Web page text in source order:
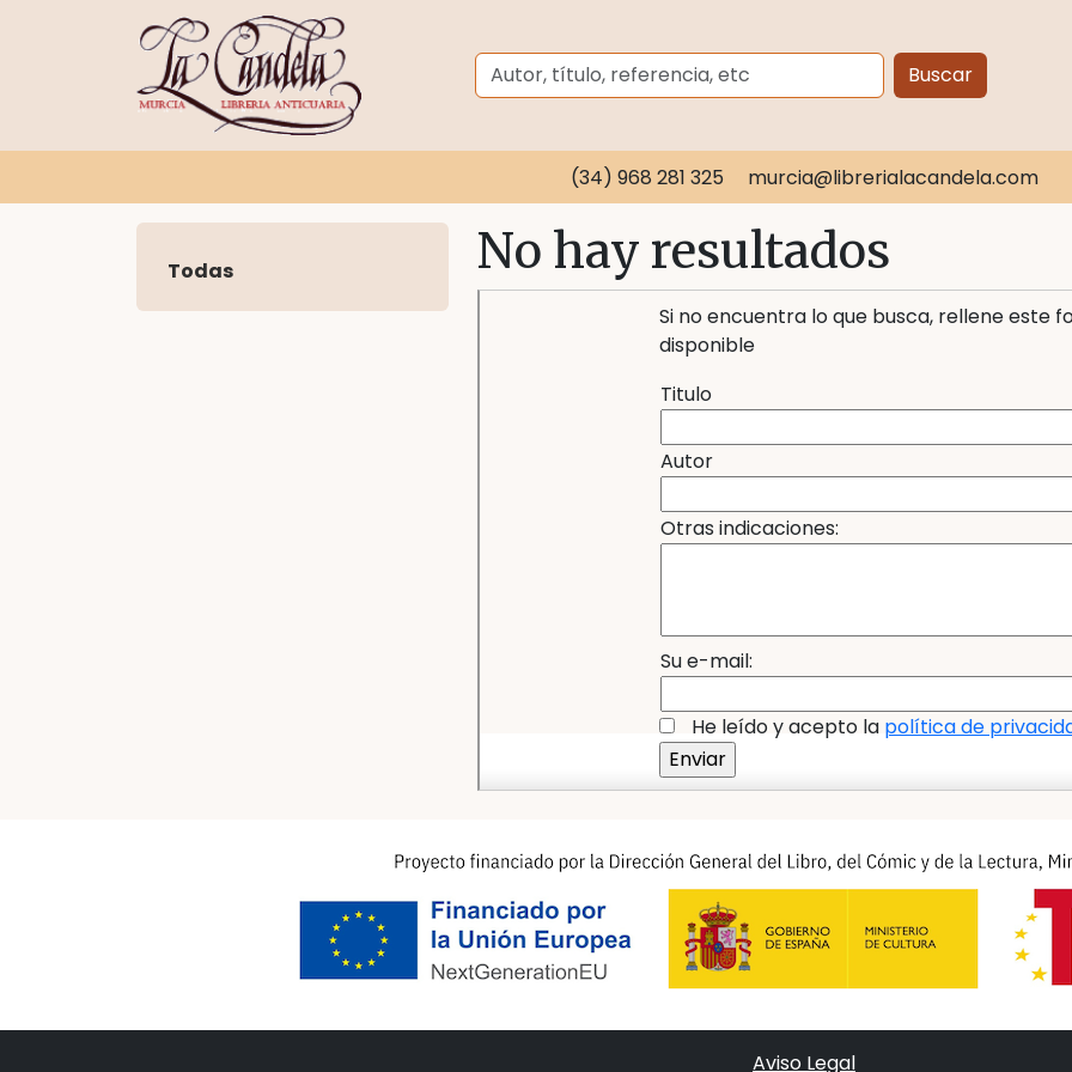
Buscar
(34) 968 281 325 murcia@librerialacandela.com
Todas No hay resultados
Si no encuentra lo que busca, rellene este
disponible
Titulo
Autor
Otras indicaciones:
Su e-mail:
He leído y acepto la política de
Aviso Legal